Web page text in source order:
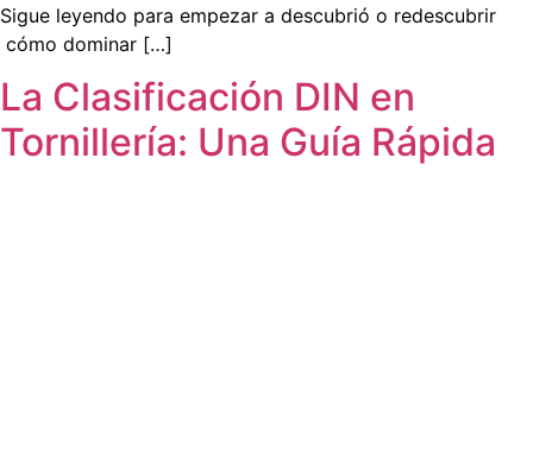
Sigue leyendo para empezar a descubrió o redescubrir
cómo dominar […]
La Clasificación DIN en
Tornillería: Una Guía Rápida